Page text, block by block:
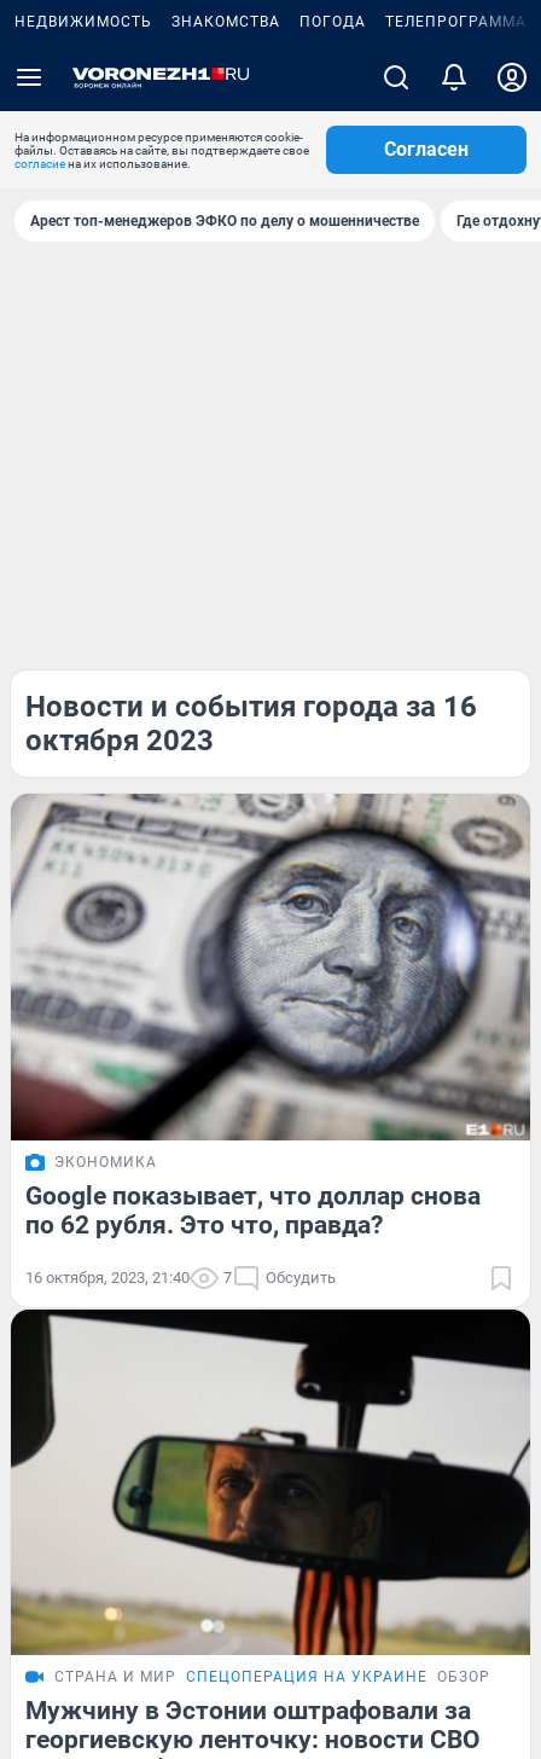
НЕДВИЖИМОСТЬ ЗНАКОМСТВА ПОГОДА ТЕЛЕПРОГРАММА
На информационном ресурсе применяются cookie-
файлы. Оставаясь на сайте, вы подтверждаете свое
согласиена их использование.
Согласен
Арест топ-менеджеров ЭФКО по делу о мошенничестве Где
Новости и события города за 16
октября 2023
ЭКОНОМИКА
Google показывает, что доллар снова
по 62 рубля. Это что, правда?
16 октября, 2023, 21:40 7 Обсудить
СТРАНА И МИР СПЕЦОПЕРАЦИЯ НА УКРАИНЕ ОБЗОР
Мужчину в Эстонии оштрафовали за
георгиевскую ленточку: новости СВО